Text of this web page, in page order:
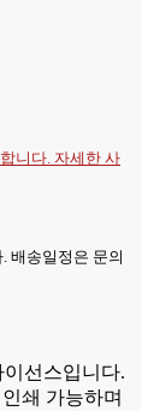
니다. 자세한 사
배송일정은 문의
선스입니다.
쇄 가능하며